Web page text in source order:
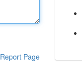
Report Page